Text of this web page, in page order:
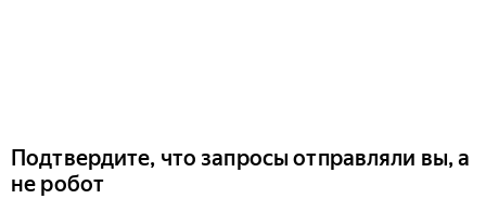
Подтвердите, что запросы отправляли вы, а
не робот